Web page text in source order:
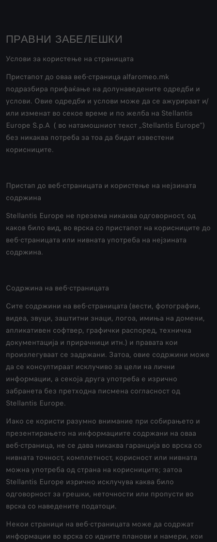
ПРАВНИ ЗАБЕЛЕШКИ
Услови за користење на страницата
Пристапот до оваа веб-страница alfaromeo.mk
подразбира прифаќање на долунаведените одредби и
услови. Овие одредби и услови може да се ажурираат и/
или изменат во секое време и по желба на Stellantis
Europe S.p.A ( во натамошниот текст „Stellantis Europe“)
без никаква потреба за тоа да бидат известени
корисниците.
Пристап до веб-страницата и користење на нејзината
содржина
Stellantis Europe не презема никаква одговорност, од
каков било вид, во врска со пристапот на корисниците до
веб-страницата или нивната употреба на нејзината
содржина.
Содржина на веб-страницата
Сите содржини на веб-страницата (вести, фотографии,
видеа, звуци, заштитни знаци, логоа, имиња на домени,
апликативен софтвер, графички распоред, техничка
документација и прирачници итн.) и правата кои
произлегуваат се задржани. Затоа, овие содржини може
да се консултираат исклучиво за цели на лични
информации, а секоја друга употреба е изрично
забранета без претходна писмена согласност од
Stellantis Europe.
Иако се користи разумно внимание при собирањето и
презентирањето на информациите содржани на оваа
веб-страница, не се дава никаква гаранција во врска со
нивната точност, комплетност, корисност или нивната
можна употреба од страна на корисниците; затоа
Stellantis Europe изрично исклучува каква било
одговорност за грешки, неточности или пропусти во
врска со наведените податоци.
Некои страници на веб-страницата може да содржат
информации во врска со идните планови и намери, кои